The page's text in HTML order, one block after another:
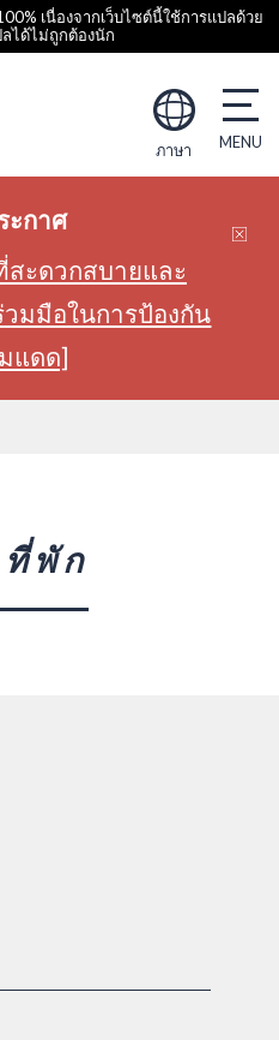
เนื่องจากเว็บไซต์นี้ใช้การแปลด้วย
ลได้ไม่ถูกต้องนัก
ภาษา
ะกาศ
สะดวกสบายและ
มมือในการป้องกัน
แดด]
ที่พัก